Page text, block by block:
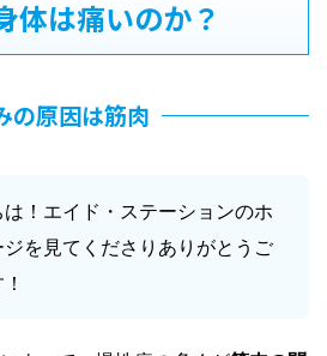
体は痛いのか？
の原因は筋肉
は！エイド・ステーションのホ
ジを見てくださりありがとうご